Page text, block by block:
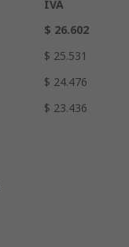
IVA
$ 26.602
$ 25.531
$ 24.476
$ 23.436